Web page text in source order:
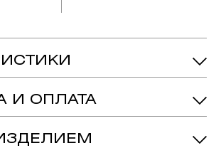
Красное Золото 585
И ОПЛАТА